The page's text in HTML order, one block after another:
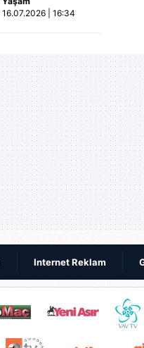
saniye saniye
16.07.2026 | 16:34
Internet Reklam